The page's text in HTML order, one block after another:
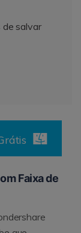
salvar
Faixa de